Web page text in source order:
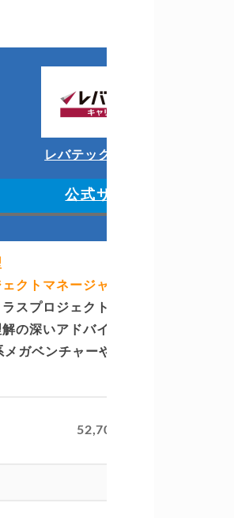
レバテックキャリア
公式サイト
クトマネージャー向け
ラスプロジェクトマネージャー求人に
解の深いアドバイザー
メガベンチャーやSaaS企業とのパイプ
52,700件